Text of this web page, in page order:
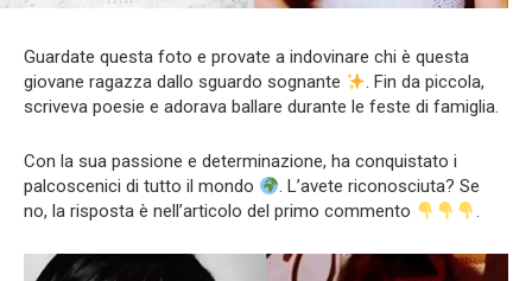
Guardate questa foto e provate a indovinare chi è questa
giovane ragazza dallo sguardo sognante
. Fin da piccola,
scriveva poesie e adorava ballare durante le feste di famiglia.
Con la sua passione e determinazione, ha conquistato i
palcoscenici di tutto il mondo
. L’avete riconosciuta? Se
no, la risposta è nell’articolo del primo commento
.